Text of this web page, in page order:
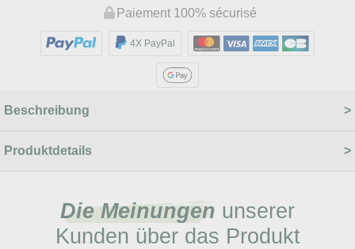
Paiement 100% sécurisé
4X PayPal
Beschreibung
Produktdetails
Die Meinungen unserer
Kunden über das Produkt